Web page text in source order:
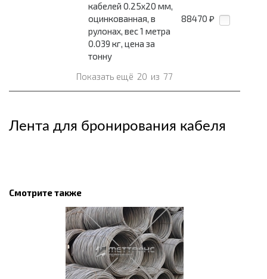
кабелей 0.25x20 мм,
оцинкованная, в
рулонах, вес 1 метра
0.039 кг, цена за
тонну
88470 ₽
Показать ещё 20 из 77
Лента для бронирования кабеля
Смотрите также